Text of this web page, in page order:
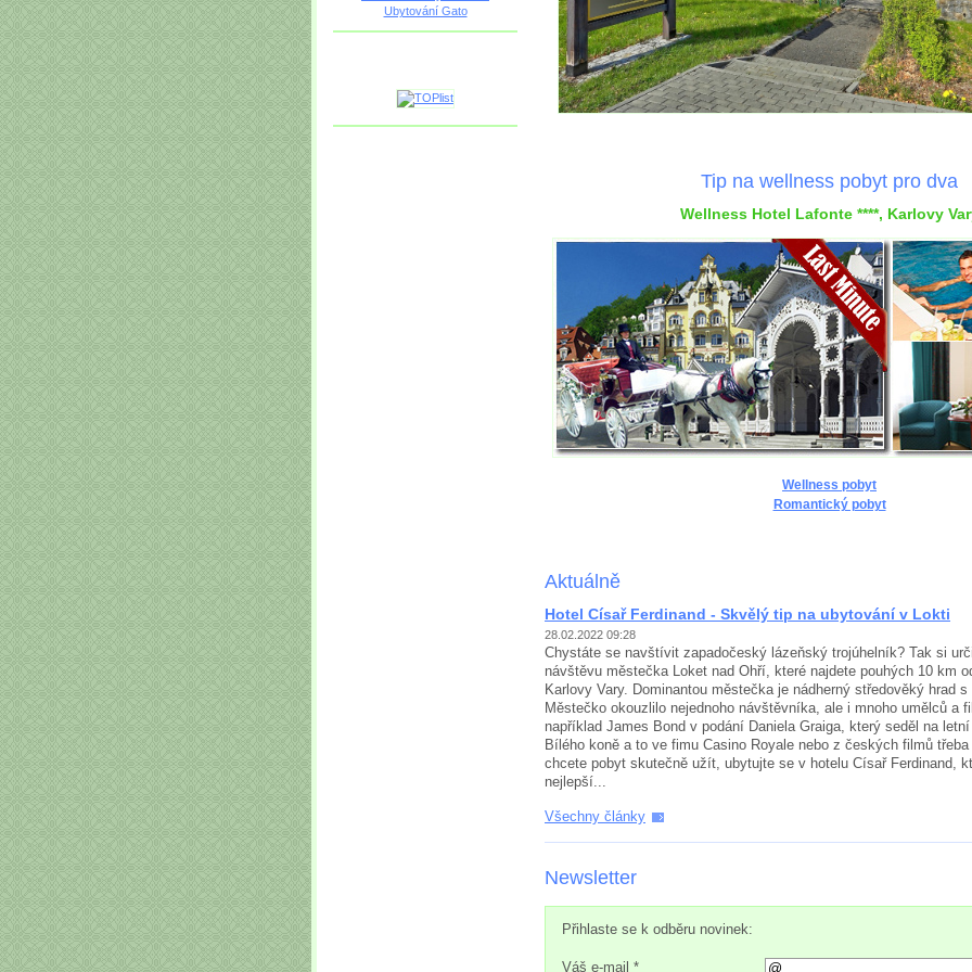
Tip na wellness pobyt pro dva
Wellness Hotel Lafonte ****, Karlovy
Wellness pobyt
Romantický pobyt
Aktuálně
Hotel Císař Ferdinand - Skvělý tip na ubytování v Lokti
28.02.2022 09:28
Chystáte se navštívit zapadočeský lázeňský trojúhelník? Tak si
návštěvu městečka Loket nad Ohří, které najdete pouhých 10 km
Karlovy Vary. Dominantou městečka je nádherný středověký hrad
Městečko okouzlilo nejednoho návštěvníka, ale i mnoho umělců a
například James Bond v podání Daniela Graiga, který seděl na
Bílého koně a to ve fimu Casino Royale nebo z českých filmů
chcete pobyt skutečně užít, ubytujte se v hotelu Císař Ferdinand,
nejlepší...
Všechny články
Newsletter
Přihlaste se k odběru novinek:
Váš e-mail *
Ubytování Gato